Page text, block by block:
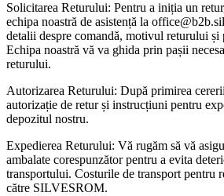
Solicitarea Returului: Pentru a iniția un
echipa noastră de asistență la
detalii despre comandă, motivul returului și
Echipa noastră vă va ghida prin pașii
returului.
Autorizarea Returului: După primirea
autorizație de retur și instrucțiuni pentru
depozitul nostru.
Expedierea Returului: Vă rugăm să vă
ambalate corespunzător pentru a evita
transportului. Costurile de transport pentru
către SILVESROM.